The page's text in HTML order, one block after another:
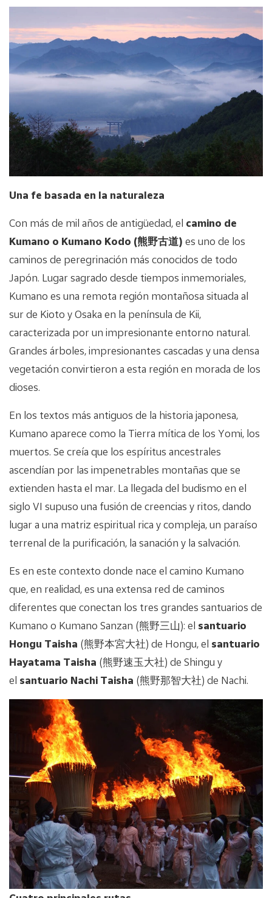
Una fe basada en la naturaleza
Con más de mil años de antigüedad, el camino de
Kumano o Kumano Kodo (熊野古道) es uno de los
caminos de peregrinación más conocidos de todo
Japón. Lugar sagrado desde tiempos inmemoriales,
Kumano es una remota región montañosa situada al
sur de Kioto y Osaka en la península de Kii,
caracterizada por un impresionante entorno natural.
Grandes árboles, impresionantes cascadas y una densa
vegetación convirtieron a esta región en morada de los
dioses.
En los textos más antiguos de la historia japonesa,
Kumano aparece como la Tierra mítica de los Yomi, los
muertos. Se creía que los espíritus ancestrales
ascendían por las impenetrables montañas que se
extienden hasta el mar. La llegada del budismo en el
siglo VI supuso una fusión de creencias y ritos, dando
lugar a una matriz espiritual rica y compleja, un paraíso
terrenal de la purificación, la sanación y la salvación.
Es en este contexto donde nace el camino Kumano
que, en realidad, es una extensa red de caminos
diferentes que conectan los tres grandes santuarios de
Kumano o Kumano Sanzan (熊野三山): el santuario
Hongu Taisha (熊野本宮大社) de Hongu, el santuario
Hayatama Taisha (熊野速玉大社) de Shingu y
el santuario Nachi Taisha (熊野那智大社) de Nachi.